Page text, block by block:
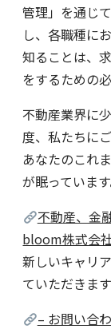
管理」を通じ
し、各職種に
知ることは、
をするための
不動産業界に
度、私たちに
あなたのこれ
が眠っています
不動産、金
bloom株式会
新しいキャリ
ていただきま
– お問い合